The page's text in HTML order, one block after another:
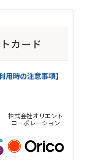
カード
用時の注意事項】
株式会社オリエント
コーポレーション